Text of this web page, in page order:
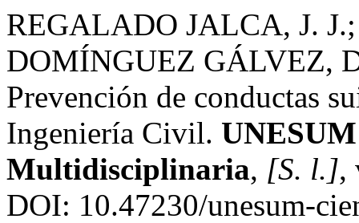
REGALADO JALCA, J.
DOMÍNGUEZ GÁLVEZ,
Prevención de conductas
Ingeniería Civil.
Multidisciplinaria, [S. l.],
DOI: 10.47230/unesum-